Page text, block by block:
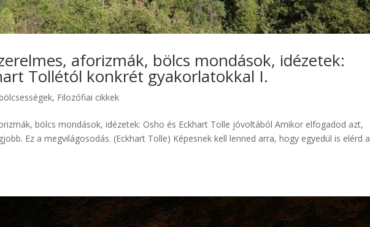
aforizmák, bölcs mondások, idézetek:
Tollétól konkrét gyakorlatokkal I.
, Filozófiai cikkek
bölcs mondások, idézetek: Osho és Eckhart Tolle jóvoltából Amikor elfogadod azt,
Ez a megvilágosodás. (Eckhart Tolle) Képesnek kell lenned arra, hogy egyedül is elérd a